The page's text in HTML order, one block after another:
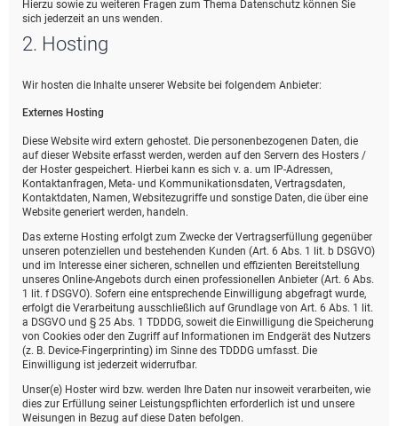
Hierzu sowie zu weiteren Fragen zum Thema Datenschutz können Sie
sich jederzeit an uns wenden.
2. Hosting
Wir hosten die Inhalte unserer Website bei folgendem Anbieter:
Externes Hosting
Diese Website wird extern gehostet. Die personenbezogenen Daten, die
auf dieser Website erfasst werden, werden auf den Servern des Hosters /
der Hoster gespeichert. Hierbei kann es sich v. a. um IP-Adressen,
Kontaktanfragen, Meta- und Kommunikationsdaten, Vertragsdaten,
Kontaktdaten, Namen, Websitezugriffe und sonstige Daten, die über eine
Website generiert werden, handeln.
Das externe Hosting erfolgt zum Zwecke der Vertragserfüllung gegenüber
unseren potenziellen und bestehenden Kunden (Art. 6 Abs. 1 lit. b DSGVO)
und im Interesse einer sicheren, schnellen und effizienten Bereitstellung
unseres Online-Angebots durch einen professionellen Anbieter (Art. 6 Abs.
1 lit. f DSGVO). Sofern eine entsprechende Einwilligung abgefragt wurde,
erfolgt die Verarbeitung ausschließlich auf Grundlage von Art. 6 Abs. 1 lit.
a DSGVO und § 25 Abs. 1 TDDDG, soweit die Einwilligung die Speicherung
von Cookies oder den Zugriff auf Informationen im Endgerät des Nutzers
(z. B. Device-Fingerprinting) im Sinne des TDDDG umfasst. Die
Einwilligung ist jederzeit widerrufbar.
Unser(e) Hoster wird bzw. werden Ihre Daten nur insoweit verarbeiten, wie
dies zur Erfüllung seiner Leistungspflichten erforderlich ist und unsere
Weisungen in Bezug auf diese Daten befolgen.